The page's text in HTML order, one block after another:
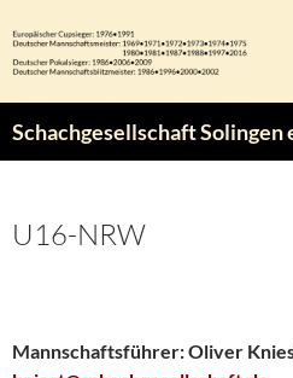
Inhalt
springen
Schachgesellschaft Solingen
U16-NRW
Mannschaftsführer:Oliver